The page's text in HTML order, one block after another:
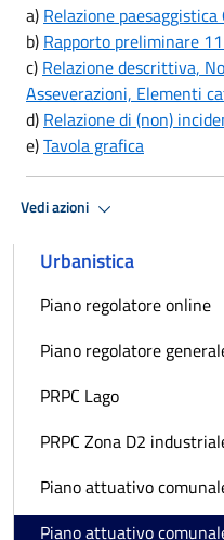
a) Relazione paesaggistica
b) Rapporto preliminare
c) Relazione descrittiva,
Asseverazioni, Elementi
d) Relazione di (non)
e)Tavola grafica
Vedi azioni
Urbanistica
Piano regolatore online
Piano regolatore
PRPC Lago
PRPC Zona D2
Piano attuativo
Piano attuativo